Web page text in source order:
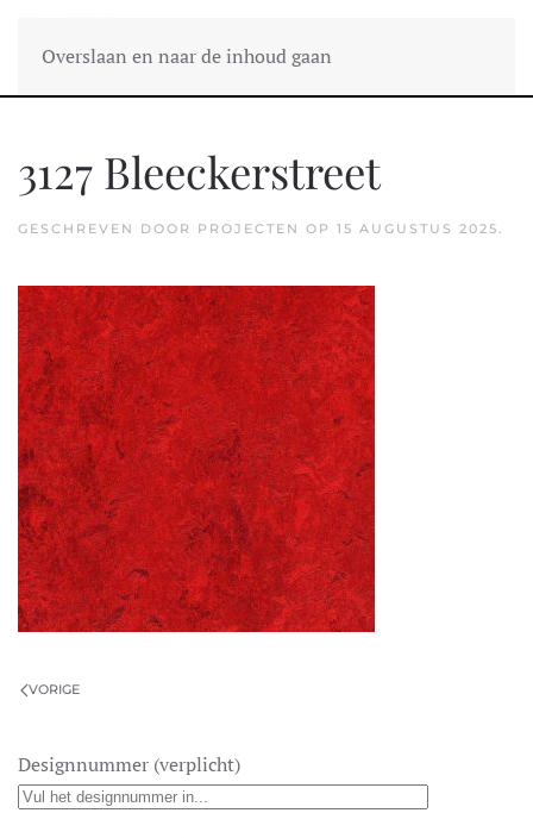
Overslaan en naar de inhoud gaan
3127 Bleeckerstreet
GESCHREVEN DOOR PROJECTEN OP 15 AUGUSTUS 2025.
VORIGE
Designnummer (verplicht)